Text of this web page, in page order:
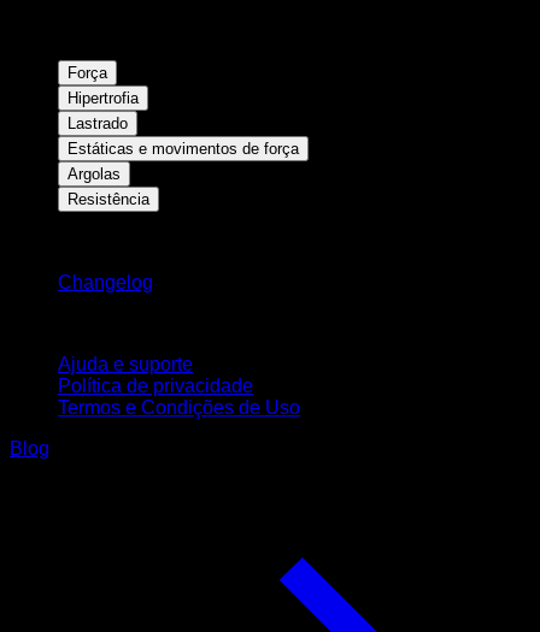
Força
Hipertrofia
Lastrado
Estáticas e movimentos de força
Argolas
Resistência
Changelog
Ajuda e suporte
Política de privacidade
Termos e Condições de Uso
Blog